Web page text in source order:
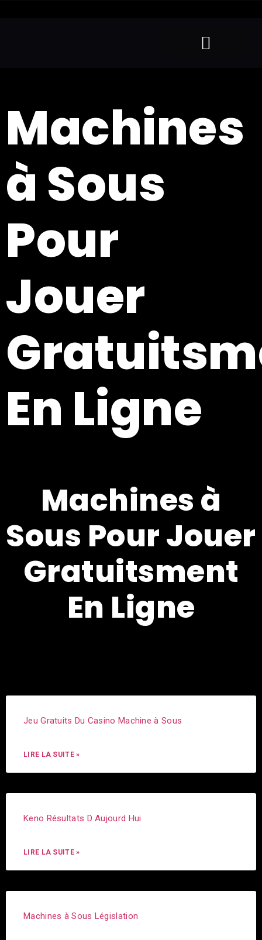
Machines
à Sous
Pour
Jouer
En Ligne
Machines à
Sous Pour Jouer
Gratuitsment
En Ligne
Jeu Gratuits Du Casino Machine à Sous
LIRE LA SUITE »
Keno Résultats D Aujourd Hui
LIRE LA SUITE »
Machines à Sous Législation